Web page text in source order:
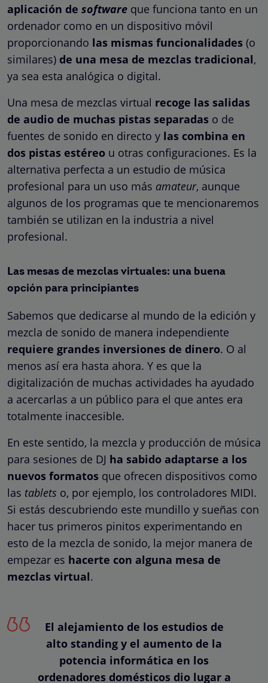
aplicación de software que funciona tanto en un
ordenador como en un dispositivo móvil
proporcionando las mismas funcionalidades (o
similares) de una mesa de mezclas tradicional,
ya sea esta analógica o digital.
Una mesa de mezclas virtual recoge las salidas
de audio de muchas pistas separadas o de
fuentes de sonido en directo y las combina en
dos pistas estéreo u otras configuraciones. Es la
alternativa perfecta a un estudio de música
profesional para un uso más amateur, aunque
algunos de los programas que te mencionaremos
también se utilizan en la industria a nivel
profesional.
Las mesas de mezclas virtuales: una buena
opción para principiantes
Sabemos que dedicarse al mundo de la edición y
mezcla de sonido de manera independiente
requiere grandes inversiones de dinero. O al
menos así era hasta ahora. Y es que la
digitalización de muchas actividades ha ayudado
a acercarlas a un público para el que antes era
totalmente inaccesible.
En este sentido, la mezcla y producción de música
para sesiones de DJ ha sabido adaptarse a los
nuevos formatos que ofrecen dispositivos como
las tablets o, por ejemplo, los controladores MIDI.
Si estás descubriendo este mundillo y sueñas con
hacer tus primeros pinitos experimentando en
esto de la mezcla de sonido, la mejor manera de
empezar es hacerte con alguna mesa de
mezclas virtual.
El alejamiento de los estudios de
alto standing y el aumento de la
potencia informática en los
ordenadores domésticos dio lugar a